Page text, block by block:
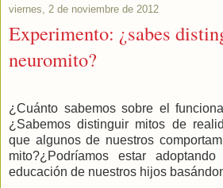
viernes, 2 de noviembre de 2012
Experimento: ¿sabes
neuromito?
¿Cuánto sabemos sobre el
¿Sabemos distinguir mitos de
que algunos de nuestros
mito?¿Podríamos estar
educación de nuestros hijos